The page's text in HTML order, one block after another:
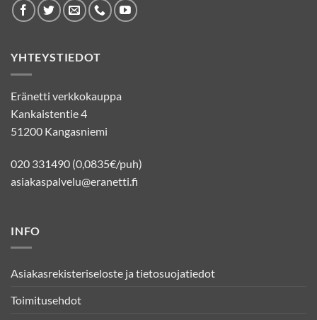
YHTEYSTIEDOT
Eränetti verkkokauppa
Kankaistentie 4
51200 Kangasniemi
020 331490 (0,0835€/puh)
asiakaspalvelu@eranetti.fi
INFO
Asiakasrekisteriseloste ja tietosuojatiedot
Toimitusehdot